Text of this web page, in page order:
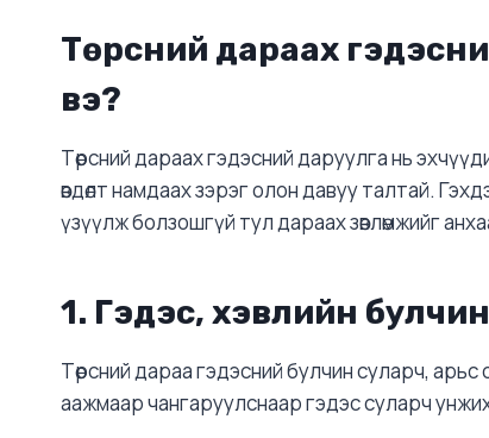
Төрсний дараах
вэ?
Төрсний дараах гэдэсний даруулга нь
өвдөлт намдаах зэрэг олон давуу талтай.
үзүүлж болзошгүй тул дараах зөвлөмжийг
1. Гэдэс, хэвлийн
Төрсний дараа гэдэсний булчин суларч,
аажмаар чангаруулснаар гэдэс суларч